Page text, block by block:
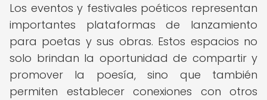
Los eventos y festivales poéticos representan
importantes plataformas de lanzamiento
para poetas y sus obras. Estos espacios no
solo brindan la oportunidad de compartir y
promover la poesía, sino que también
permiten establecer conexiones con otros